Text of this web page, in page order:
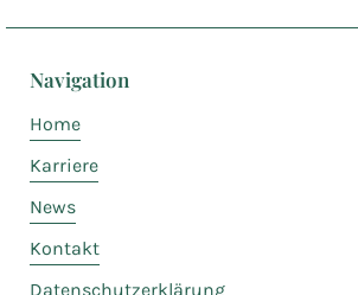
Navigation
Home
Karriere
News
Kontakt
Datenschutzerklärung